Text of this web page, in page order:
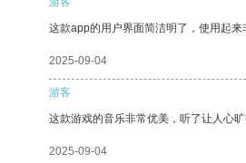
这款app的用户界面简洁明了，使用起
2025-09-04
游客
这款游戏的音乐非常优美，听了让人心旷
2025-09-04